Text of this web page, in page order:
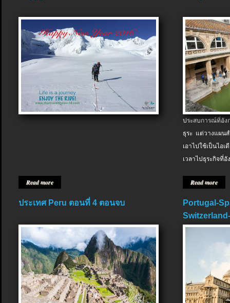
Read more
ประสบการณ์ที่อัง
ธุระ แต่วางแผน
เอาไปใช้เป็นไอ
เวลาไปธุระกิจที่อั
Read more
ประเทศ Peru ตอนที่ 4 ตอนจบ
Portugal-